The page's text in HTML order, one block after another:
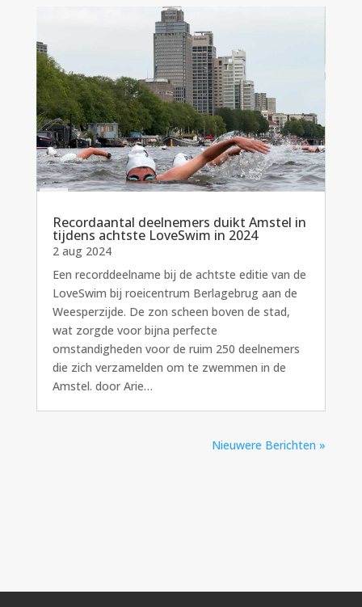
Recordaantal deelnemers duikt Amstel in
tijdens achtste LoveSwim in 2024
2 aug 2024
Een recorddeelname bij de achtste editie van de
LoveSwim bij roeicentrum Berlagebrug aan de
Weesperzijde. De zon scheen boven de stad,
wat zorgde voor bijna perfecte
omstandigheden voor de ruim 250 deelnemers
die zich verzamelden om te zwemmen in de
Amstel. door Arie…
Nieuwere Berichten »